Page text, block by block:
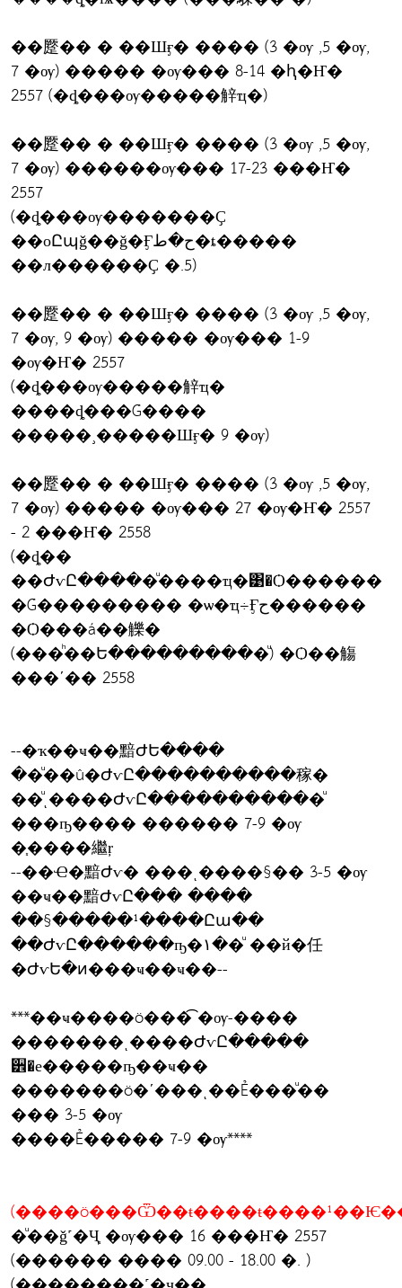
��蹷�� � ��Шӻ� ���� (3 �ѹ ,5 �ѹ,
7 �ѹ) ����� �ѹ��� 8-14 �ԧ�Ҥ�
2557 (�ȡ���ѹ�����觪ҵ�)
��蹷�� � ��Шӻ� ���� (3 �ѹ ,5 �ѹ,
7 �ѹ) ������ѹ��� 17-23 ���Ҥ�
2557
(�ȡ���ѹ�������Ҫ
��оԸպǧ��ǧ�Ӻح�ط�ȶ�����
��л������Ҫ �.5)
��蹷�� � ��Шӻ� ���� (3 �ѹ ,5 �ѹ,
7 �ѹ, 9 �ѹ) ����� �ѹ��� 1-9
�ѹ�Ҥ� 2557
(�ȡ���ѹ�����觪ҵ�
����ȡ���Ǵ����
�����¸�����Шӻ� 9 �ѹ)
��蹷�� � ��Шӻ� ���� (3 �ѹ ,5 �ѹ,
7 �ѹ) ����� �ѹ��� 27 �ѹ�Ҥ� 2557
- 2 ���Ҥ� 2558
(�ȡ��
��ԺѵԸ�����ͧ����ҵ�͹�Ѻ������
�Ǵ��������� �ѡ�ҵ÷Ӻح������
�Ѻ���á��觻�
(���ͪ��Ե����������ͧ) �Ѻ��觴
���ʹ�� 2558
--�ҡ��ҹ��黯ԺԵ����
��ͧ��û�ԺѵԸ����������稼�
��ͧͺ����ԺѵԸ�����������ͧ
���ҧ���� ������ 7-9 �ѹ
�֧����繼ŗ
--��Ҽ�黯Ժѵ� ���ͺ����§�� 3-5 �ѹ
��ҹ��黯ԺѵԸ��� ����
��§�����¹����Ըա��
��ԺѵԸ������ҧ�١��ͧ ��й�任
�ԺѵԵ�ͷ���ҹ��ҹ��--
***��ҹ����ö���͡ �ѹ-����
�������ͺ����ԺѵԸ�����
੾�е�����ҧ��ҹ��
�������ö�ʹ���ͺ��Ẻ���ͧ��
��� 3-5 �ѹ
����Ẻ����� 7-9 �ѹ****
�ͧ��ǧ˹�Ҷ֧ �ѹ��� 16 ���Ҥ� 2557
(������ ���� 09.00 - 18.00 �. )